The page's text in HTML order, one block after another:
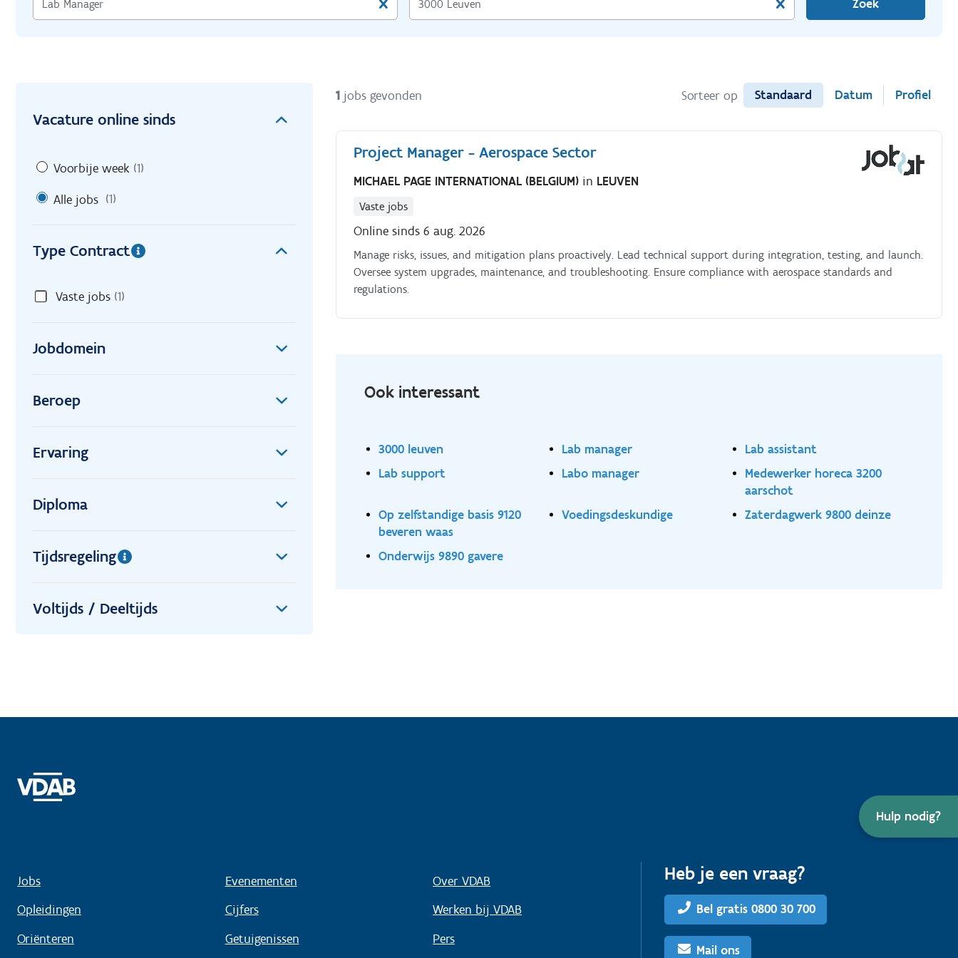
Hulp nodig?
Zoek
Vacature online sinds
Voorbije week (1)
Alle jobs (1)
Type Contract
Vaste jobs (1)
Jobdomein
Beroep
Ervaring
Diploma
Tijdsregeling
Voltijds / Deeltijds
1 jobs gevonden Sorteer op Standaard Datum Profiel
Project Manager - Aerospace Sector
MICHAEL PAGE INTERNATIONAL (BELGIUM) in LEUVEN
Vaste jobs
Online sinds 6 aug. 2026
Manage risks, issues, and mitigation plans proactively. Lead technical support during integration, testing, and launch.
Oversee system upgrades, maintenance, and troubleshooting. Ensure compliance with aerospace standards and
regulations.
Ook interessant
3000 leuven Lab manager
Lab assistant
Lab support
Labo manager
Medewerker horeca 3200
aarschot
Op zelfstandige basis 9120
beveren waas
Voedingsdeskundige Zaterdagwerk 9800 deinze
Onderwijs 9890 gavere
Jobs
Opleidingen
Oriënteren
Evenementen
Cijfers
Getuigenissen
Over VDAB
Werken bij VDAB
Pers
Heb je een vraag?
Bel gratis 0800 30 700
Mail ons